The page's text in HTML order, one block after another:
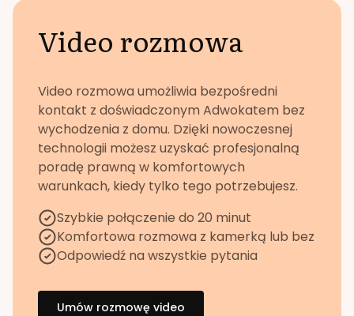
Video rozmowa
Video rozmowa umożliwia bezpośredni
kontakt z doświadczonym Adwokatem bez
wychodzenia z domu. Dzięki nowoczesnej
technologii możesz uzyskać profesjonalną
poradę prawną w komfortowych
warunkach, kiedy tylko tego potrzebujesz.
Szybkie połączenie do 20 minut
Komfortowa rozmowa z kamerką lub bez
Odpowiedź na wszystkie pytania
Umów rozmowę video